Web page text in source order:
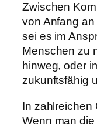
Zwischen
von Anfang
sei es im
Menschen zu
hinweg, oder
zukunftsfähig
In zahlreichen
Wenn man